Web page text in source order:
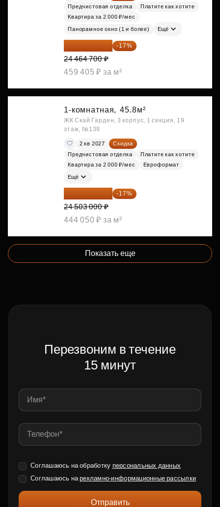
Предчистовая отделка
Платите как хотите
Квартира за 2 000 ₽/мес
Панорамное окно (1 и более) Ещё
20 305 701 ₽ -17%
24 464 700 ₽
459 405 ₽ за м²
1-комнатная, 45.8м²
ЖК Скай Гарден, 3 корпус, 1 секция, 19
этаж, №139
2 кв 2027
Скидка
Предчистовая отделка
Платите как хотите
Квартира за 2 000 ₽/мес
Евроформат
Ещё
20 337 490 ₽ -17%
24 503 000 ₽
444 050 ₽ за м²
Показать еще
Перезвоним в течение
15 минут
Соглашаюсь на обработку персональных данных
Соглашаюсь нарекламно-информационные рассылки
Отправить